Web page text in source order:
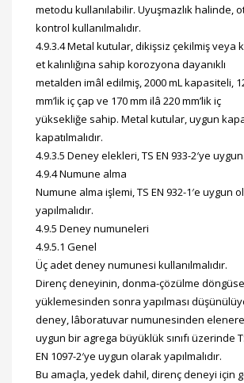
metodu kullanılabilir. Uyuşmazlık halinde,
kontrol kullanılmalıdır.
4.9.3.4 Metal kutular, dikişsiz çekilmiş veya
et kalınlığına sahip korozyona dayanıklı
metalden imâl edilmiş, 2000 mL kapasiteli,
mm’lik iç çap ve 170 mm ilâ 220 mm’lik iç
yüksekliğe sahip. Metal kutular, uygun
kapatılmalıdır.
4.9.3.5 Deney elekleri, TS EN 933-2′ye uygun.
4.9.4 Numune alma
Numune alma işlemi, TS EN 932-1′e uygun
yapılmalıdır.
4.9.5 Deney numuneleri
4.9.5.1 Genel
Üç adet deney numunesi kullanılmalıdır.
Direnç deneyinin, donma-çözülme
yüklemesinden sonra yapılması
deney, lâboratuvar numunesinden
uygun bir agrega büyüklük sınıfı üzerinde
EN 1097-2′ye uygun olarak yapılmalıdır.
Bu amaçla, yedek dahil, direnç deneyi için